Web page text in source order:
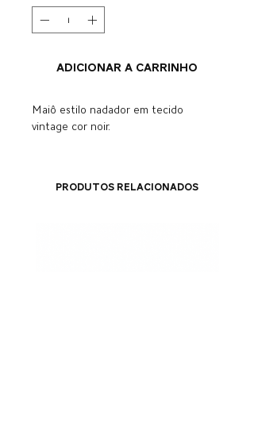
ADICIONAR A CARRINHO
Maiô estilo nadador em tecido
vintage cor noir.
Produtos relacionados